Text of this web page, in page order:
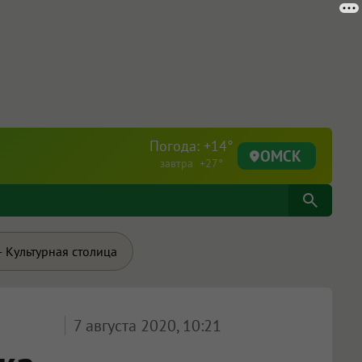
Погода: +14°
завтра +27° ОМСК
столица
7 августа 2020, 10:21